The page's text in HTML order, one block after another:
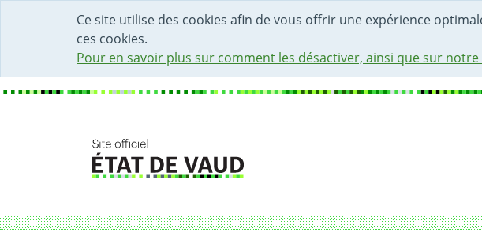
Ce site utilise des cookies afin de vous offrir une expérience
ces cookies.
Pour en savoir plus sur comment les désactiver, ainsi que sur
DÉBUT DU CONTENU DE LA PAGE
ACCÈS AU CHAMP DE RECHERCHE
PAGE D'ACCUEIL
FORMULAIRE DE CONTACT